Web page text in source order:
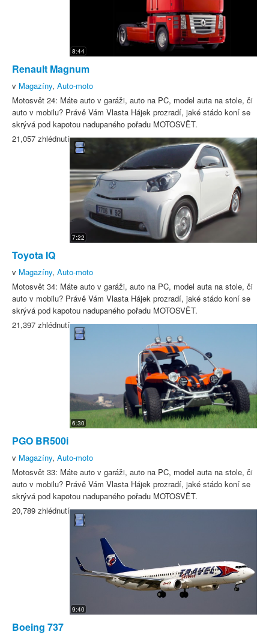
8:44
Renault Magnum
v Magazíny, Auto-moto
Motosvět 24: Máte auto v garáži, auto na PC, model auta na stole, či
auto v mobilu? Právě Vám Vlasta Hájek prozradí, jaké stádo koní se
skrývá pod kapotou nadupaného pořadu MOTOSVĚT.
21,057 zhlédnutí
7:22
Toyota IQ
v Magazíny, Auto-moto
Motosvět 34: Máte auto v garáži, auto na PC, model auta na stole, či
auto v mobilu? Právě Vám Vlasta Hájek prozradí, jaké stádo koní se
skrývá pod kapotou nadupaného pořadu MOTOSVĚT.
21,397 zhlédnutí
6:30
PGO BR500i
v Magazíny, Auto-moto
Motosvět 33: Máte auto v garáži, auto na PC, model auta na stole, či
auto v mobilu? Právě Vám Vlasta Hájek prozradí, jaké stádo koní se
skrývá pod kapotou nadupaného pořadu MOTOSVĚT.
20,789 zhlédnutí
9:40
Boeing 737